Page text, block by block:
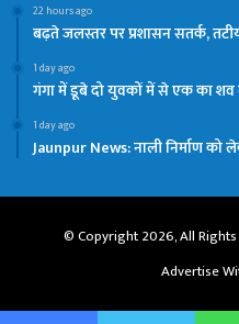
22 hours ago
बढ़ते जलस्तर पर प्रशासन सतर्क,
1 day ago
गंगा में डूबे दो युवकों में से एक का शव
1 day ago
Jaunpur News: नाली निर्माण को
© Copyright 2026, All
Advertise